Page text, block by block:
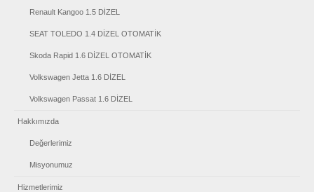
Renault Kangoo 1.5 DİZEL
SEAT TOLEDO 1.4 DİZEL OTOMATİK
Skoda Rapid 1.6 DİZEL OTOMATİK
Volkswagen Jetta 1.6 DİZEL
Volkswagen Passat 1.6 DİZEL
Hakkımızda
Değerlerimiz
Misyonumuz
Hizmetlerimiz